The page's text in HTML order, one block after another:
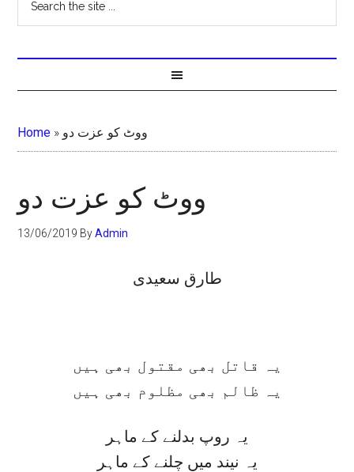
Home » ووٹ کو عزت دو
ووٹ کو عزت دو
13/06/2019 ByAdmin
طارق سعیدی
یہ قاتل بھی مقتول بھی ہیں
یہ ظالم بھی مظلوم بھی ہیں
یہ روپ بدلنے کے ماہر
یہ نیند میں چلنے کے ماہر